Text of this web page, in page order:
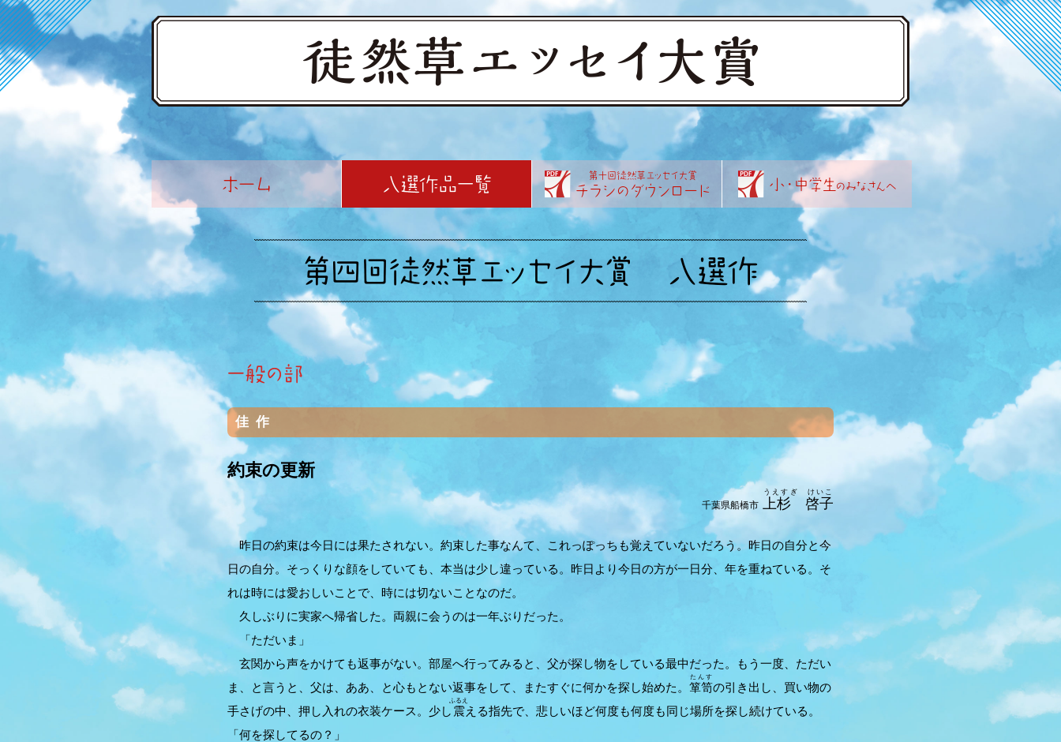
佳作
約束の更新
千葉県船橋市 上杉 啓子
うえすぎ けいこ
昨日の約束は今日には果たされない。約束した事なんて、これっぽっちも覚えていないだろう。昨日の自分と今
日の自分。そっくりな顔をしていても、本当は少し違っている。昨日より今日の方が一日分、年を重ねている。そ
れは時には愛おしいことで、時には切ないことなのだ。
久しぶりに実家へ帰省した。両親に会うのは一年ぶりだった。
「ただいま」
玄関から声をかけても返事がない。部屋へ行ってみると、父が探し物をしている最中だった。もう一度、ただい
ま、と言うと、父は、ああ、と心もとない返事をして、またすぐに何かを探し始めた。 箪笥
たんす
の引き出し、買い物の
手さげの中、押し入れの衣装ケース。少し 震
ふるえ
える指先で、悲しいほど何度も何度も同じ場所を探し続けている。
「何を探してるの？」